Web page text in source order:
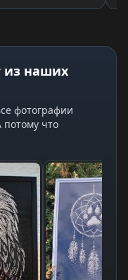
из наших
фотографии
потому что